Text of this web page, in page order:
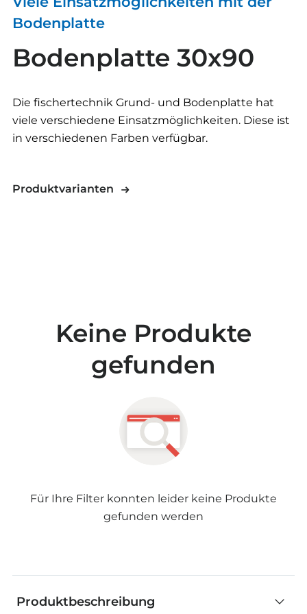
Bodenplatte
Bodenplatte 30x90
Die fischertechnik Grund- und Bodenplatte hat
viele verschiedene Einsatzmöglichkeiten. Diese ist
in verschiedenen Farben verfügbar.
Produktvarianten
Keine Produkte
gefunden
Für Ihre Filter konnten leider keine Produkte
gefunden werden
Produktbeschreibung